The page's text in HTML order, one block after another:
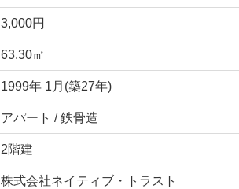
3,000円
63.30㎡
1999年 1月(築27年)
アパート / 鉄骨造
2階建
株式会社ネイティブ・トラスト